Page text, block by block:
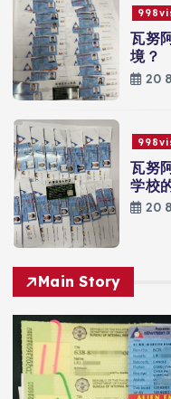
瓦努
境？
20
瓦努
学校
20
Main Story